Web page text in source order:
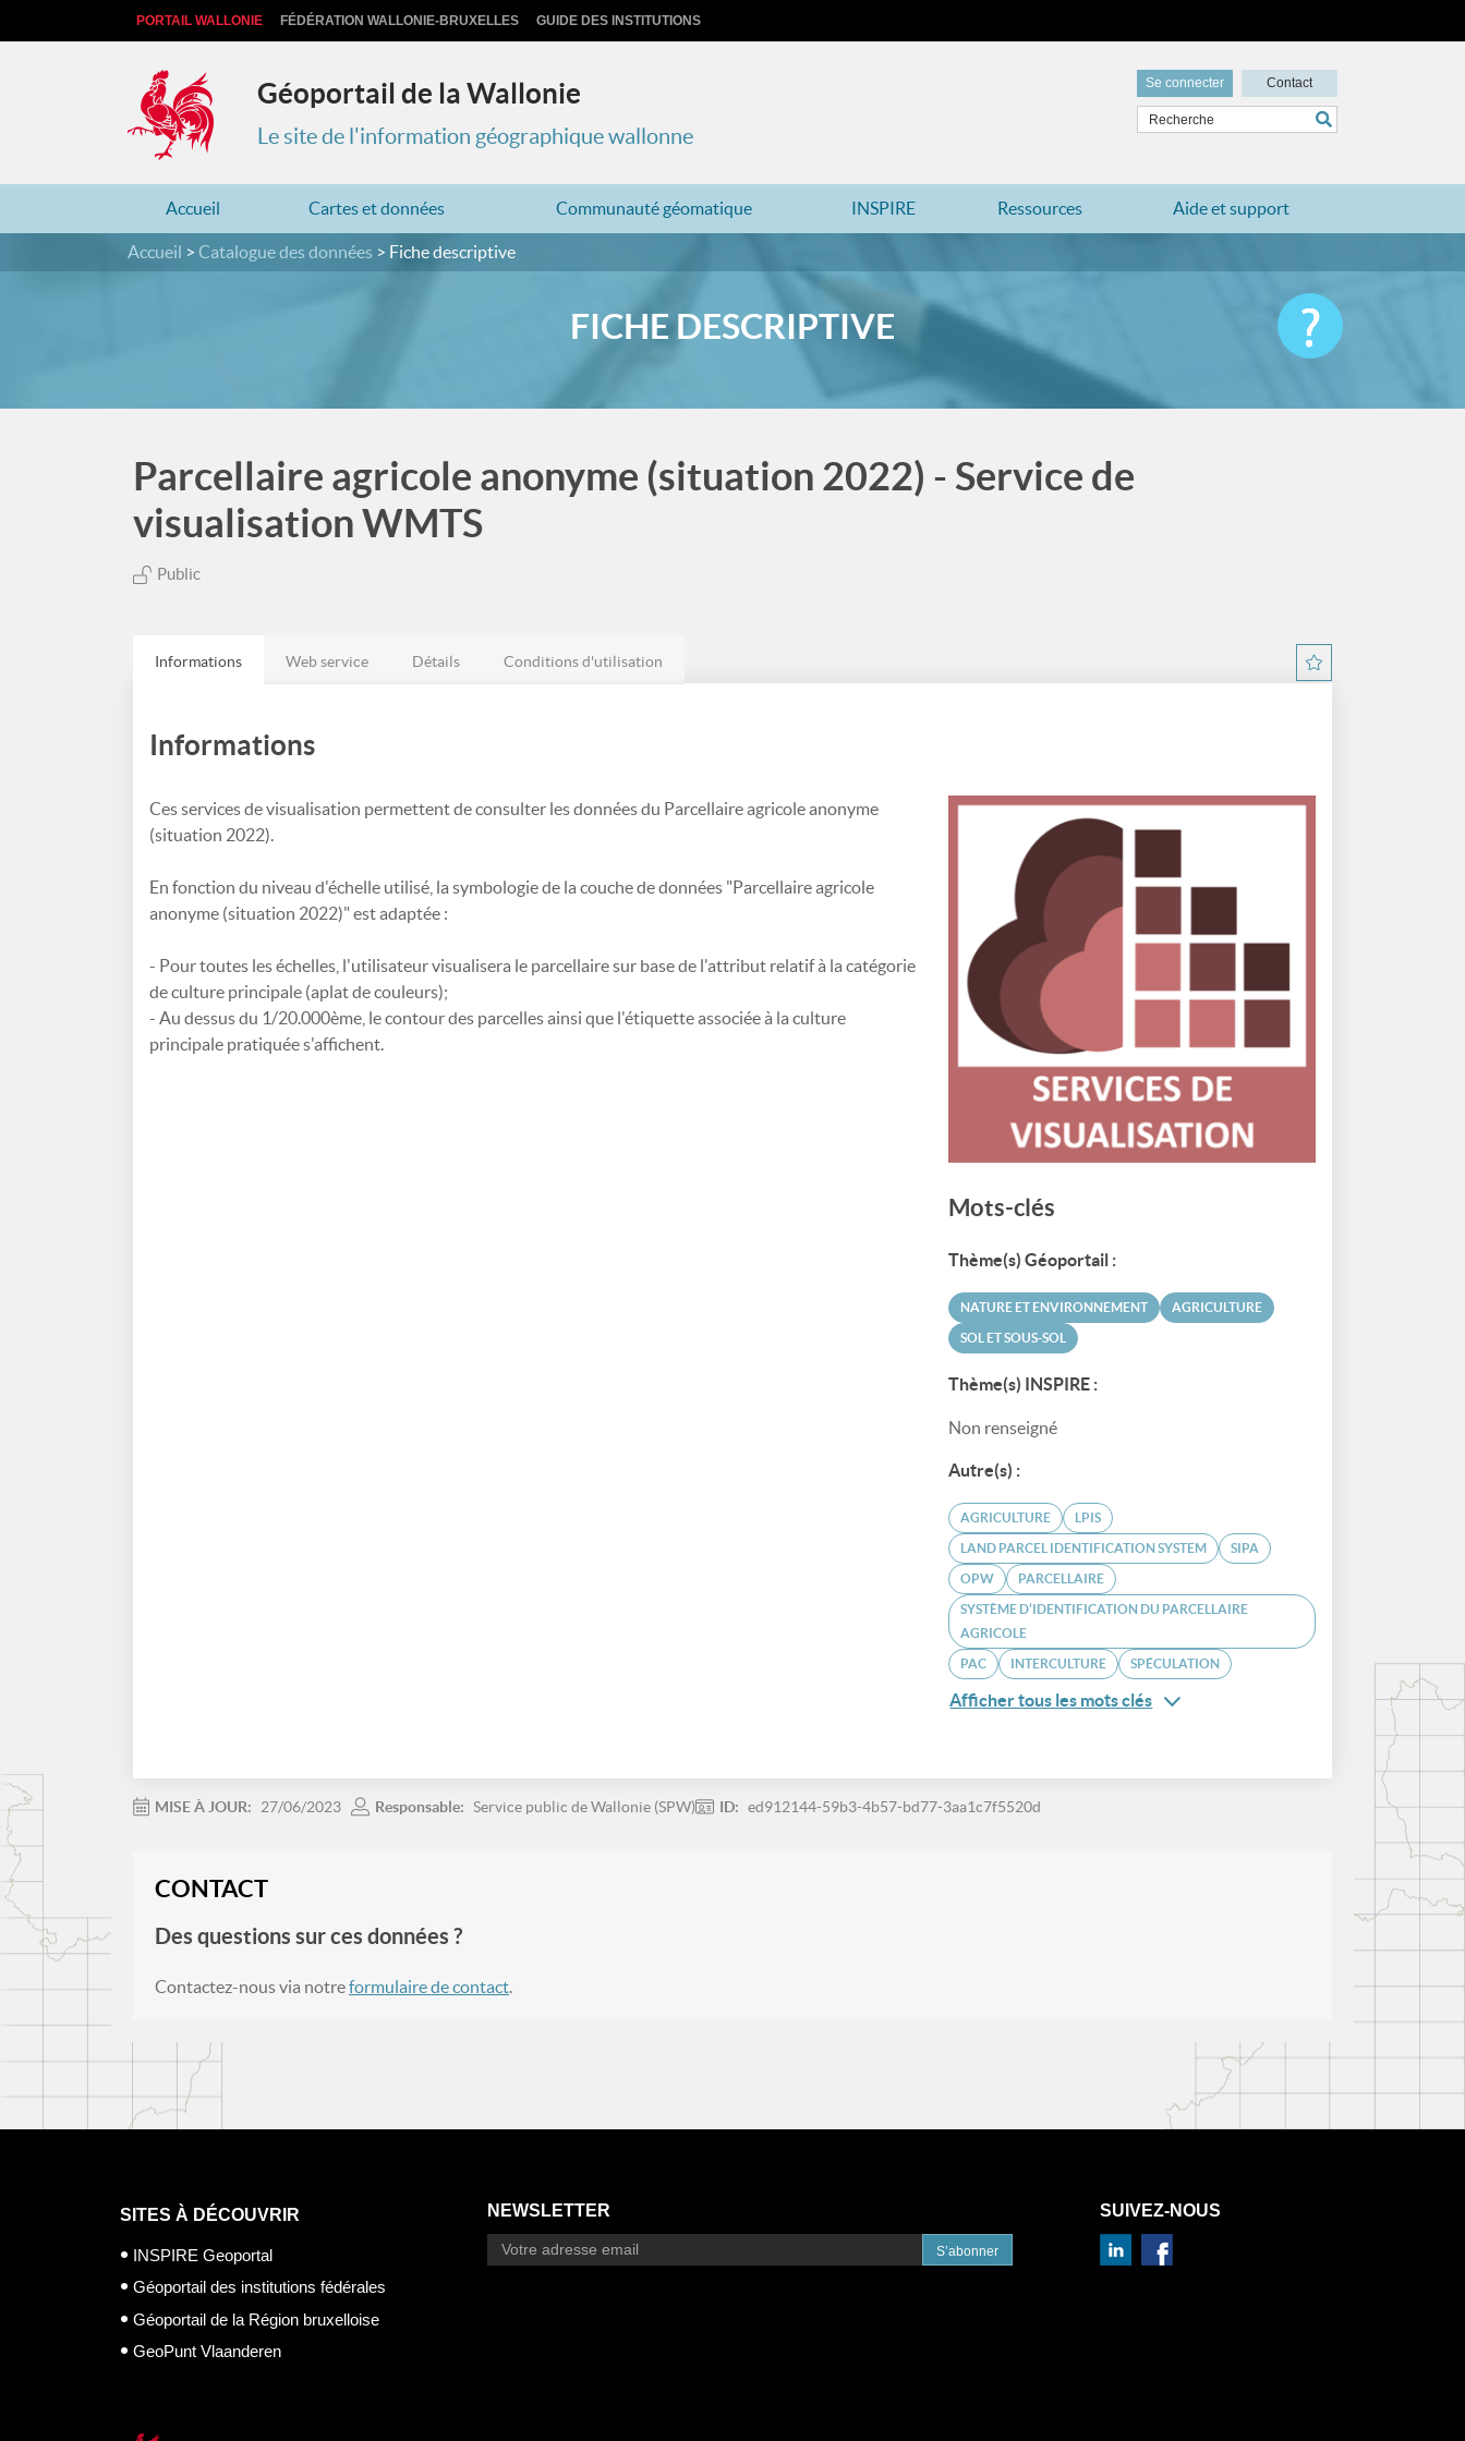
PORTAIL WALLONIE FÉDÉRATION WALLONIE-BRUXELLES GUIDE DES INSTITUTIONS
Géoportail de la Wallonie
Le site de l'information géographique wallonne
Se connecter Contact
Accueil Cartes et données Communauté géomatique INSPIRE Ressources Aide et support
Accueil Catalogue des données Fiche descriptive
FICHE DESCRIPTIVE
Parcellaire agricole anonyme (situation 2022) - Service de
visualisation WMTS
Public
Informations Web service Détails Conditions d'utilisation
Informations
Ces services de visualisation permettent de consulter les données du Parcellaire agricole anonyme
(situation 2022).
En fonction du niveau d'échelle utilisé, la symbologie de la couche de données "Parcellaire agricole
anonyme (situation 2022)" est adaptée :
- Pour toutes les échelles, l'utilisateur visualisera le parcellaire sur base de l'attribut relatif à la catégorie
de culture principale (aplat de couleurs);
- Au dessus du 1/20.000ème, le contour des parcelles ainsi que l'étiquette associée à la culture
principale pratiquée s'affichent.
Mots-clés
Thème(s) Géoportail :
NATURE ET ENVIRONNEMENT AGRICULTURE
SOL ET SOUS-SOL
Thème(s) INSPIRE :
Non renseigné
Autre(s) :
AGRICULTURE LPIS
LAND PARCEL IDENTIFICATION SYSTEM SIPA
OPW PARCELLAIRE
SYSTÈME D’IDENTIFICATION DU PARCELLAIRE
AGRICOLE
PAC INTERCULTURE SPÉCULATION
Afficher tous les mots clés
MISE À JOUR: 27/06/2023 Responsable: Service public de Wallonie (SPW) ID: ed912144-59b3-4b57-bd77-3aa1c7f5520d
CONTACT
Des questions sur ces données ?
Contactez-nous via notreformulaire de contact.
SITES À DÉCOUVRIR
INSPIRE Geoportal
Géoportail des institutions fédérales
Géoportail de la Région bruxelloise
GeoPunt Vlaanderen
NEWSLETTER
S’abonner
SUIVEZ-NOUS